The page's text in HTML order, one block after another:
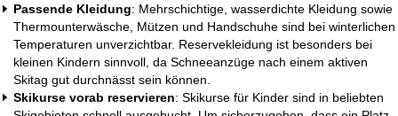
Passende Kleidung: Mehrschichtige, wasserdichte Kleidung sowie
Thermounterwäsche, Mützen und Handschuhe sind bei winterlichen
Temperaturen unverzichtbar. Reservekleidung ist besonders bei
kleinen Kindern sinnvoll, da Schneeanzüge nach einem aktiven
Skitag gut durchnässt sein können.
Skikurse vorab reservieren: Skikurse für Kinder sind in beliebten